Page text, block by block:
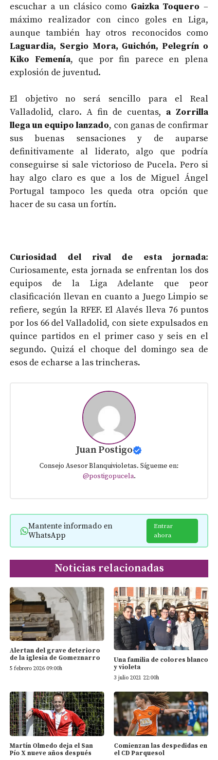
escuchar a un clásico como Gaizka Toquero –
máximo realizador con cinco goles en Liga,
aunque también hay otros reconocidos como
Laguardia, Sergio Mora, Guichón, Pelegrín o
Kiko Femenía, que por fin parece en plena
explosión de juventud.
El objetivo no será sencillo para el Real
Valladolid, claro. A fin de cuentas, a Zorrilla
llega un equipo lanzado, con ganas de confirmar
sus buenas sensaciones y de auparse
definitivamente al liderato, algo que podría
conseguirse si sale victorioso de Pucela. Pero si
hay algo claro es que a los de Miguel Ángel
Portugal tampoco les queda otra opción que
hacer de su casa un fortín.
Curiosidad del rival de esta jornada:
Curiosamente, esta jornada se enfrentan los dos
equipos de la Liga Adelante que peor
clasificación llevan en cuanto a Juego Limpio se
refiere, según la RFEF. El Alavés lleva 76 puntos
por los 66 del Valladolid, con siete expulsados en
quince partidos en el primer caso y seis en el
segundo. Quizá el choque del domingo sea de
esos de echarse a las trincheras.
Juan Postigo
Consejo Asesor Blanquivioletas. Sígueme en:
@postigopucela.
Mantente informado en
WhatsApp
Entrar
ahora
Noticias relacionadas
Alertan del grave deterioro
de la iglesia de Gomeznarro
5 febrero 2026 09:00h
Una familia de colores blanco
y violeta
3 julio 2021 22:00h
Martín Olmedo deja el San
Pío X nueve años después
Comienzan las despedidas en
el CD Parquesol